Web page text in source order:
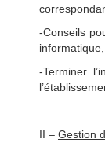
-Conseils
informatique,
-Terminer
II – Gestion